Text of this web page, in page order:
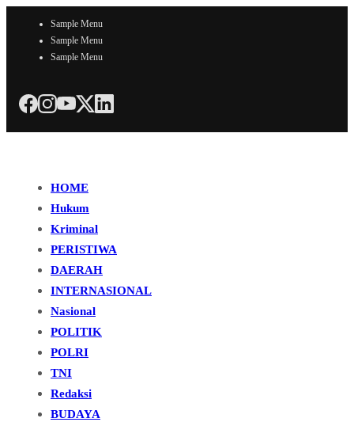
Sample Menu
Sample Menu
Sample Menu
HOME
Hukum
Kriminal
PERISTIWA
DAERAH
INTERNASIONAL
Nasional
POLITIK
POLRI
TNI
Redaksi
BUDAYA